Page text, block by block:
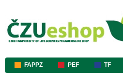
FAPPZ PEF TF